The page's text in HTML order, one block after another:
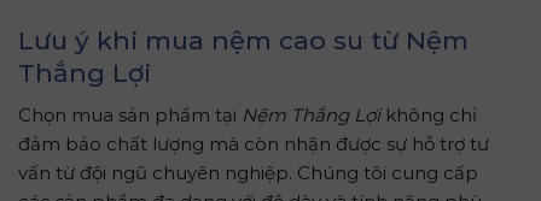
Lưu ý khi mua nệm cao su từ Nệm
Thắng Lợi
Chọn mua sản phẩm tại Nệm Thắng Lợikhông chỉ
đảm bảo chất lượng mà còn nhận được sự hỗ trợ tư
vấn từ đội ngũ chuyên nghiệp. Chúng tôi cung cấp